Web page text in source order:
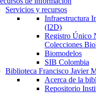
Servicios y recursos
Infraestructura
(I2D)
Registro Único
Colecciones
Biomodelos
SIB Colombia
Biblioteca Francisco Javier
Acerca de la
Repositorio